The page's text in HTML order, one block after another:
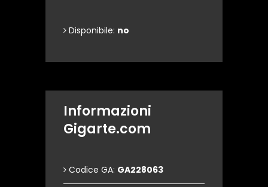
Disponibile: no
Informazioni
Gigarte.com
Codice GA: GA228063